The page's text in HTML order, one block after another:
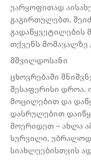
უარყოფითად
გაგირთულებთ.
გადაწყვეტილების
თქვენს მომავალზე
მშვილდოსანი
ცხოვრებაში
შესაფერისი დროა.
მოცილებით და
დასრულებით
მოერიდეთ – ახლა
სურვილი.
სიახლეებისთვის